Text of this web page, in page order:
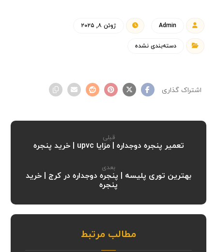
Admin ژوئن ۸, ۲۰۲۵
دسته‌بندی نشده
قبلی
تعمیر پنجره دوجداره | مزایا upvc | خرید پنجره
بعدی
بهترین توری پلیسه | پنجره دوجداره در کرج | خرید
پنجره
مطالب مرتبط